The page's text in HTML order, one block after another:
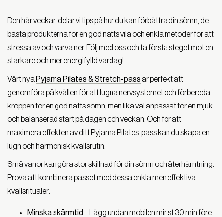
Den här veckan delar vi tips på hur du kan förbättra din sömn, de
bästa produkterna för en god natts vila och enkla metoder för att
stressa av och varva ner. Följ med oss och ta första steget mot en
starkare och mer energifylld vardag!
Vårt nya Pyjama Pilates & Stretch-pass är perfekt att
genomföra på kvällen för att lugna nervsystemet och förbereda
kroppen för en god natts sömn, men lika väl anpassat för en mjuk
och balanserad start på dagen och veckan. Och för att
maximera effekten av ditt Pyjama Pilates-pass kan du skapa en
lugn och harmonisk kvällsrutin.
Små vanor kan göra stor skillnad för din sömn och återhämtning.
Prova att kombinera passet med dessa enkla men effektiva
kvällsritualer:
Minska skärmtid – Lägg undan mobilen minst 30 min före